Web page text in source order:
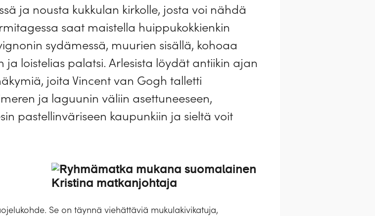
ja nousta kukkulan kirkolle, josta voi nähdä
saat maistella huippukokkienkin
sydämessä, muurien sisällä, kohoaa
loistelias palatsi. Arlesista löydät antiikin ajan
joita Vincent van Gogh talletti
ja laguunin väliin asettuneeseen,
pastellinväriseen kaupunkiin ja sieltä voit
Se on täynnä viehättäviä mukulakivikatuja,